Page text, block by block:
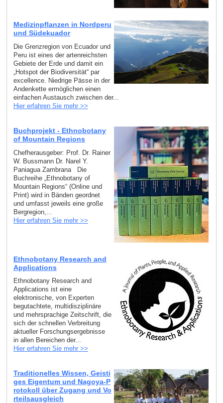
Medizinpflanzen in Nordperu
und Südekuador
Die Grenzregion von Ecuador und
Peru ist eines der artenreichsten
Gebiete der Erde und damit ein
„Hotspot der Biodiversität“ par
excellence. Niedrige Pässe in der
Andenkette ermöglichen einen
einfachen Austausch zwischen der...
Hier erfahren Sie mehr >>
Buchprojekt - Ethnobotany
of Mountain Regions
Chefherausgeber: Prof. Dr. Rainer
W. Bussmann Dr. Narel Y.
Paniagua Zambrana Die
Buchreihe „Ethnobotany of
Mountain Regions“ (Online und
Print) wird in Bänden geordnet
und umfasst jeweils eine große
Bergregion,...
Hier erfahren Sie mehr >>
Ethnobotany Research and
Applications
Ethnobotany Research and
Applications ist eine
elektronische, von Experten
begutachtete, multidisziplinäre
und mehrsprachige Zeitschrift, die
sich der schnellen Verbreitung
aktueller Forschungsergebnisse
in allen Bereichen der...
Hier erfahren Sie mehr >>
Traditionelles Wissen, Geisti
ges Eigentum und Nagoya-P
rotokoll über Zugang und Vo
rteilsausgleich